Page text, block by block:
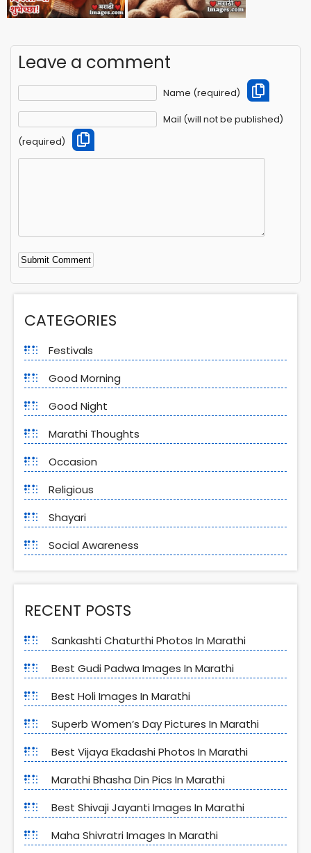
Leave a comment
Name (required)
Mail (will not be published)
(required)
Alternative:
CATEGORIES
Festivals
Good Morning
Good Night
Marathi Thoughts
Occasion
Religious
Shayari
Social Awareness
RECENT POSTS
Sankashti Chaturthi Photos In Marathi
Best Gudi Padwa Images In Marathi
Best Holi Images In Marathi
Superb Women’s Day Pictures In Marathi
Best Vijaya Ekadashi Photos In Marathi
Marathi Bhasha Din Pics In Marathi
Best Shivaji Jayanti Images In Marathi
Maha Shivratri Images In Marathi